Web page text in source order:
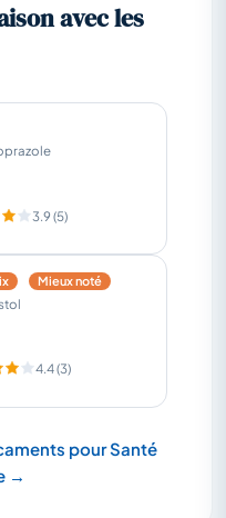
avec les
3.9 (5)
Mieux noté
4.4 (3)
pour Santé
→